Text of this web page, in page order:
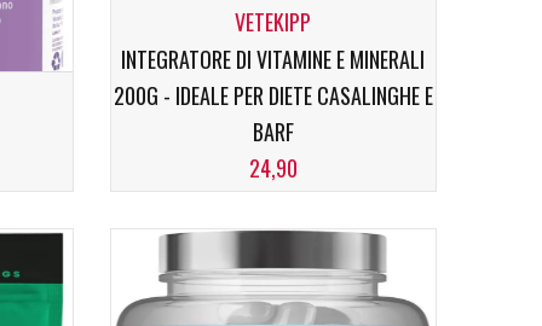
VETEKIPP
INTEGRATORE DI VITAMINE E MINERALI
200G - IDEALE PER DIETE CASALINGHE E
BARF
24,90